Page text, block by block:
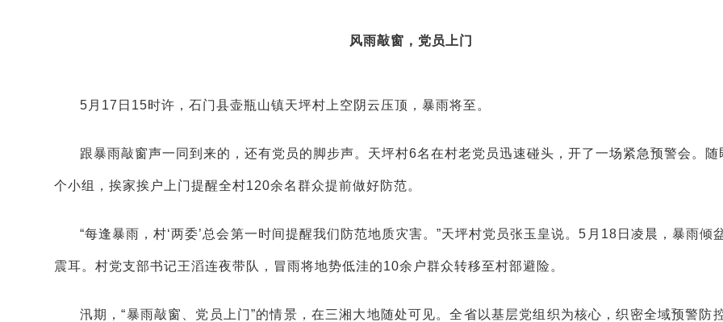
风雨敲窗，党员上门
5月17日15时许，石门县壶瓶山镇天坪村上空阴云压顶，暴雨将至。
跟暴雨敲窗声一同到来的，还有党员的脚步声。天坪村6名在村老党员迅速碰头，开了一场紧急预警会。随
个小组，挨家挨户上门提醒全村120余名群众提前做好防范。
“每逢暴雨，村‘两委’总会第一时间提醒我们防范地质灾害。”天坪村党员张玉皇说。5月18日凌晨，暴雨倾
震耳。村党支部书记王滔连夜带队，冒雨将地势低洼的10余户群众转移至村部避险。
汛期，“暴雨敲窗、党员上门”的情景，在三湘大地随处可见。全省以基层党组织为核心，织密全域预警防